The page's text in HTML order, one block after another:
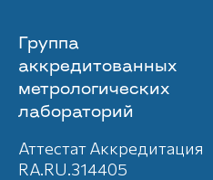
Группа
аккредитованных
метрологических
лабораторий
Аттестат Аккредитация
RA.RU.314405